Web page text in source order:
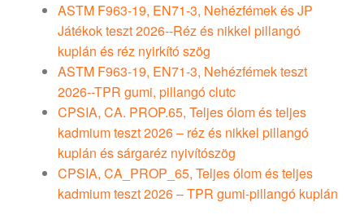
ASTM F963-19, EN71-3, Nehézfémek és JP
Játékok teszt 2026--Réz és nikkel pillangó
kuplán és réz nyirkító szög
ASTM F963-19, EN71-3, Nehézfémek teszt
2026--TPR gumi, pillangó clutc
CPSIA, CA. PROP.65, Teljes ólom és teljes
kadmium teszt 2026 – réz és nikkel pillangó
kuplán és sárgaréz nyivítószög
CPSIA, CA_PROP_65, Teljes ólom és teljes
kadmium teszt 2026 – TPR gumi-pillangó kuplán